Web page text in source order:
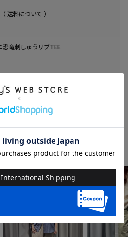
送料について ）
恐竜刺しゅうリブTEE
Instagram Post